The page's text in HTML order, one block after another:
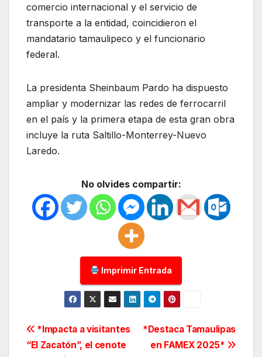
comercio internacional y el servicio de
transporte a la entidad, coincidieron el
mandatario tamaulipeco y el funcionario
federal.
La presidenta Sheinbaum Pardo ha dispuesto
ampliar y modernizar las redes de ferrocarril
en el país y la primera etapa de esta gran obra
incluye la ruta Saltillo-Monterrey-Nuevo
Laredo.
No olvides compartir:
Imprimir Entrada
Navegación
*Destaca Tamaulipas
en FAMEX 2025*
*Impacta a visitantes
“El Zacatón”, el cenote